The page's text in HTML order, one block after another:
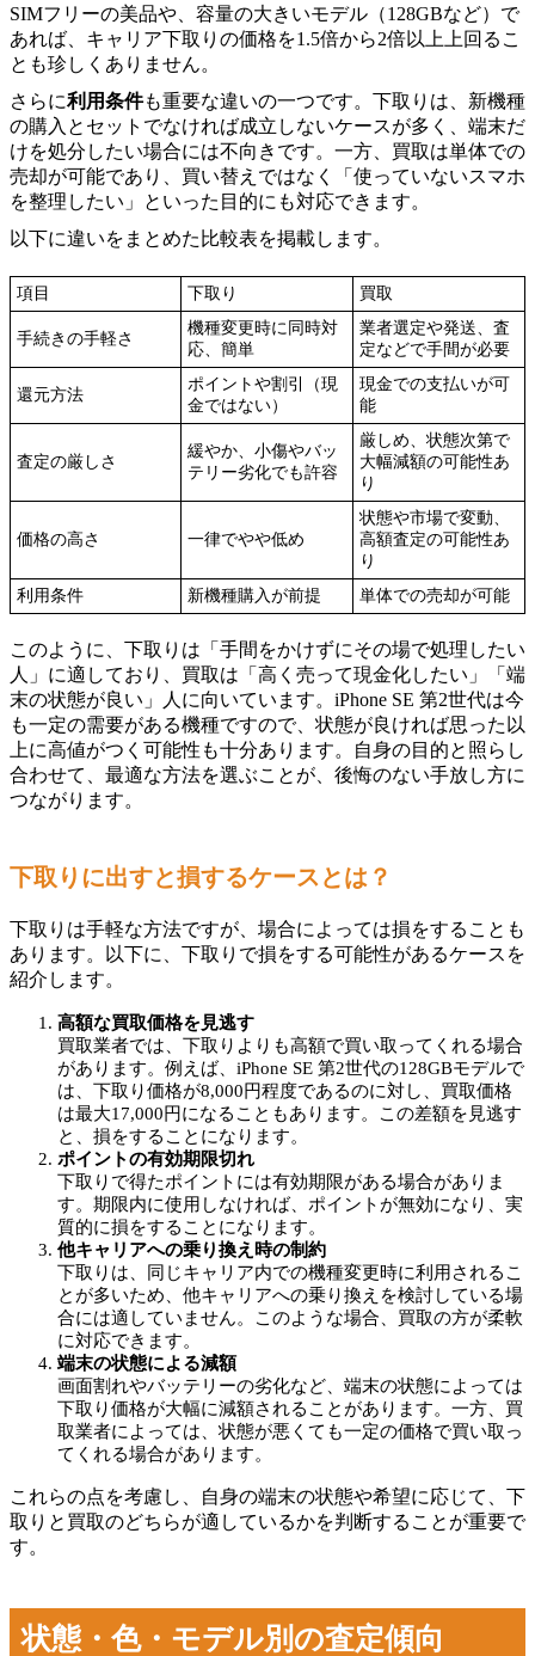
SIMフリーの美品や、容量の大きいモデル（128GBなど）で
あれば、キャリア下取りの価格を1.5倍から2倍以上上回るこ
とも珍しくありません。
さらに利用条件も重要な違いの一つです。下取りは、新機種
の購入とセットでなければ成立しないケースが多く、端末だ
けを処分したい場合には不向きです。一方、買取は単体での
売却が可能であり、買い替えではなく「使っていないスマホ
を整理したい」といった目的にも対応できます。
以下に違いをまとめた比較表を掲載します。
項目 下取り 買取
手続きの手軽さ
機種変更時に同時対
応、簡単
業者選定や発送、査
定などで手間が必要
還元方法
ポイントや割引（現
金ではない）
現金での支払いが可
能
査定の厳しさ
緩やか、小傷やバッ
テリー劣化でも許容
厳しめ、状態次第で
大幅減額の可能性あ
り
価格の高さ 一律でやや低め
状態や市場で変動、
高額査定の可能性あ
り
利用条件
新機種購入が前提 単体での売却が可能
このように、下取りは「手間をかけずにその場で処理したい
人」に適しており、買取は「高く売って現金化したい」「端
末の状態が良い」人に向いています。iPhone SE 第2世代は今
も一定の需要がある機種ですので、状態が良ければ思った以
上に高値がつく可能性も十分あります。自身の目的と照らし
合わせて、最適な方法を選ぶことが、後悔のない手放し方に
つながります。
下取りに出すと損するケースとは？
下取りは手軽な方法ですが、場合によっては損をすることも
あります。以下に、下取りで損をする可能性があるケースを
紹介します。
高額な買取価格を見逃す
買取業者では、下取りよりも高額で買い取ってくれる場合
があります。例えば、iPhone SE 第2世代の128GBモデルで
は、下取り価格が8,000円程度であるのに対し、買取価格
は最大17,000円になることもあります。この差額を見逃す
と、損をすることになります。
ポイントの有効期限切れ
下取りで得たポイントには有効期限がある場合がありま
す。期限内に使用しなければ、ポイントが無効になり、実
質的に損をすることになります。
他キャリアへの乗り換え時の制約
下取りは、同じキャリア内での機種変更時に利用されるこ
とが多いため、他キャリアへの乗り換えを検討している場
合には適していません。このような場合、買取の方が柔軟
に対応できます。
端末の状態による減額
画面割れやバッテリーの劣化など、端末の状態によっては
下取り価格が大幅に減額されることがあります。一方、買
取業者によっては、状態が悪くても一定の価格で買い取っ
てくれる場合があります。
これらの点を考慮し、自身の端末の状態や希望に応じて、下
取りと買取のどちらが適しているかを判断することが重要で
す。
状態・色・モデル別の査定傾向